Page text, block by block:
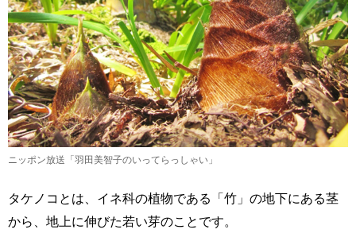
ニッポン放送「羽田美智子のいってらっしゃい」
タケノコとは、イネ科の植物である「竹」の地下にある茎
から、地上に伸びた若い芽のことです。